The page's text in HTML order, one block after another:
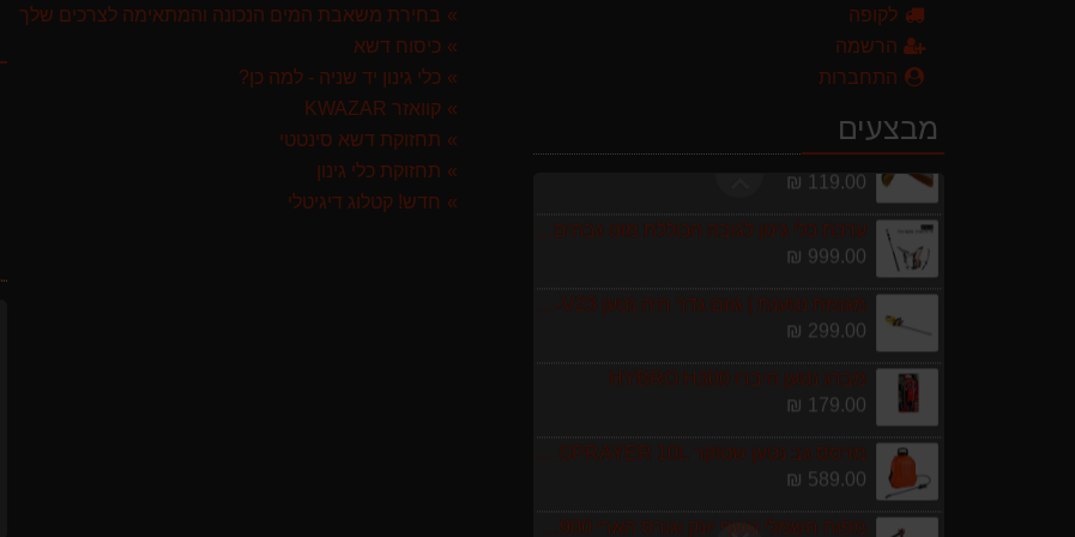
לקופה
הרשמה
התחברות
מבצעים119.00 ₪
מברג נטען היברו HYBRO H300
בחירת משאבת המים הנכונה והמתאימה לצרכים שלך
כיסוח דשא
כלי גינון יד שניה - למה כן?
קוואזר KWAZAR
תחזוקת דשא סינטטי
תחזוקת כלי גינון
חדש! קטלוג דיגיטלי